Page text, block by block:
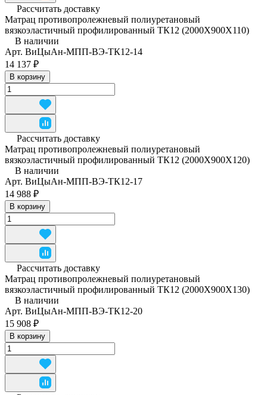
Рассчитать доставку
Матрац противопролежневый полиуретановый
вязкоэластичный профилированный ТК12 (2000Х900Х110)
В наличии
Арт. ВиЦыАн-МПП-ВЭ-ТК12-14
14 137 ₽
В корзину
Рассчитать доставку
Матрац противопролежневый полиуретановый
вязкоэластичный профилированный ТК12 (2000Х900Х120)
В наличии
Арт. ВиЦыАн-МПП-ВЭ-ТК12-17
14 988 ₽
В корзину
Рассчитать доставку
Матрац противопролежневый полиуретановый
вязкоэластичный профилированный ТК12 (2000Х900Х130)
В наличии
Арт. ВиЦыАн-МПП-ВЭ-ТК12-20
15 908 ₽
В корзину